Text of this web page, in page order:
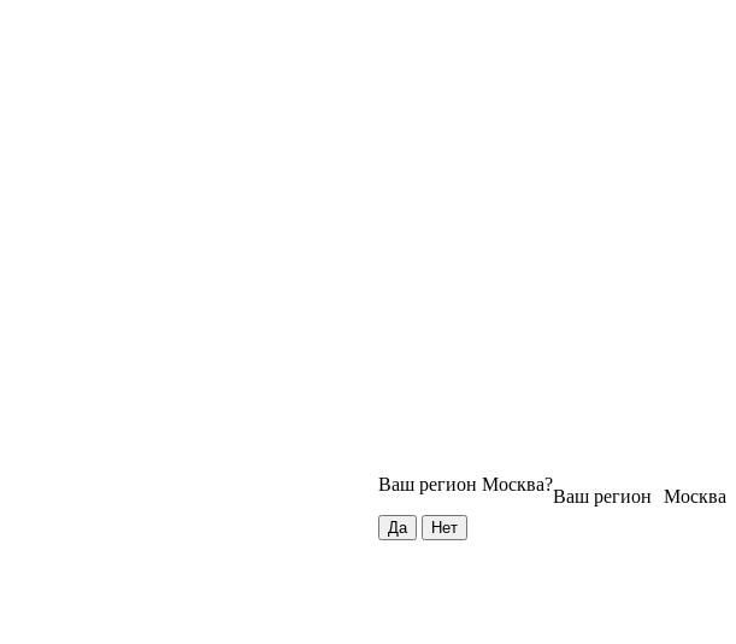
Москва
Ваш регион
Ваш регион Москва?